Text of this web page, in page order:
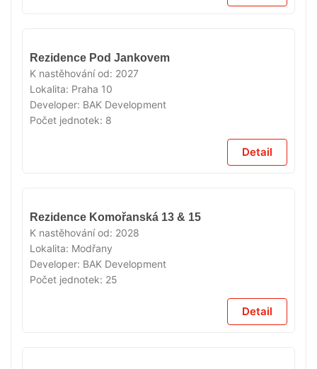
Rezidence Pod Jankovem
K nastěhování od: 2027
Lokalita: Praha 10
Developer: BAK Development
Počet jednotek: 8
Detail
V
Rezidence Komořanská 13 & 15
K nastěhování od: 2028
Lokalita: Modřany
Developer: BAK Development
Počet jednotek: 25
Detail